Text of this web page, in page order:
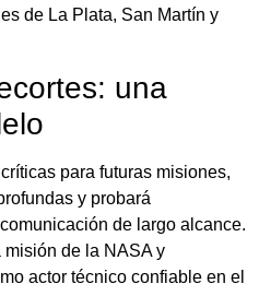
de La Plata, San Martín y
una
para futuras misiones,
y probará
de largo alcance.
misión de la NASA y
actor técnico confiable en el